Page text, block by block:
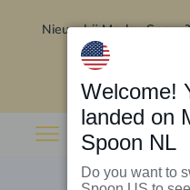
Nieuw bij Marley Spoon?
Welcome!
landed on
Spoon NL
Do you want to